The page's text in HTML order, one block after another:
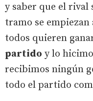
y saber que el rival
tramo se
todos quieren
partido y lo
recibimos ningún
todo el partido